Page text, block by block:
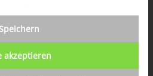
Zeiten –
X17 und X47
Bobach
Speichern
akzeptieren